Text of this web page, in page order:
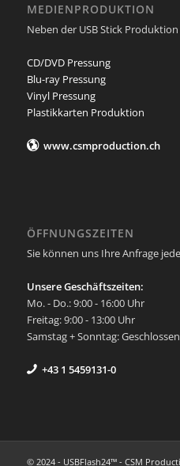
MEDIENPRODUKTION
Neben der USB Stick
CD/DVD Pressung
Blu-ray Pressung
Vinyl Pressung
Plastikkarten Produktion
www.csmproduction.ch
ÖFFNUNGSZEITEN
Sie können uns Ihre Anfrage
Unsere Geschäftszeiten:
Mo. - Do.: 9:00 - 16:00 Uhr
Freitag: 9:00 - 13:00 Uhr
Samstag + Sonntag: Geschlossen
+43 1 5459131-0
© 2024 - USBFlash24™ - CSM